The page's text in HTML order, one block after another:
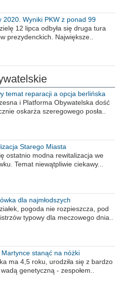
2020. Wyniki PKW z ponad 99
obwodów
12 lipca odbyła się druga tura
prezydenckich. Największe..
temat reparacji a opcja berlińska
i Platforma Obywatelska dość
oskarża szeregowego posła..
Starego Miasta
ostatnio modna rewitalizacja we
Temat niewątpliwie ciekawy...
dla najmłodszych
pogoda nie rozpieszcza, pod
typowy dla meczowego dnia..
Martynce stanąć na nóżki
ma 4,5 roku, urodziła się z bardzo
genetyczną - zespołem..